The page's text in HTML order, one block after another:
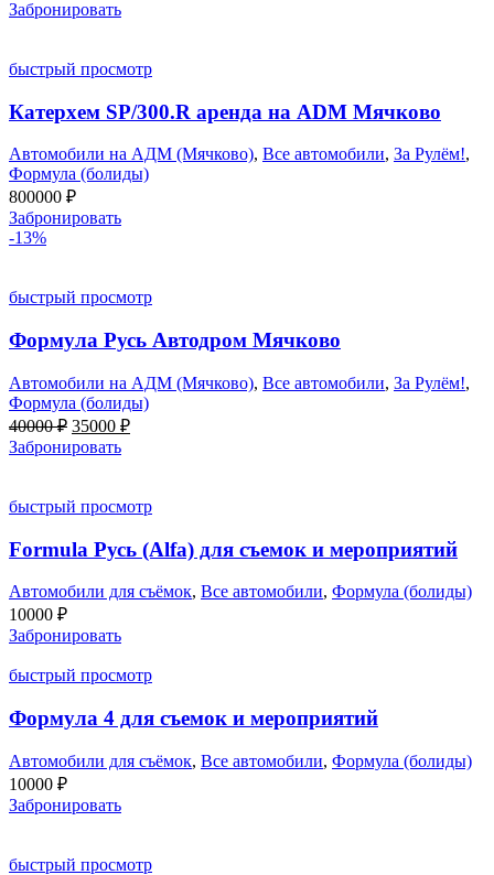
Забронировать
быстрый просмотр
Катерхем SP/300.R аренда на ADM Мячково
Автомобили на АДМ (Мячково), Все автомобили, За Рулём!,
Формула (болиды)
800000 ₽
Забронировать
-13%
быстрый просмотр
Формула Русь Автодром Мячково
Автомобили на АДМ (Мячково), Все автомобили, За Рулём!,
Формула (болиды)
40000₽ Первоначальная
цена
составляла
35000 ₽Текущая
Забронировать
быстрый просмотр
Formula Русь (Alfa) для съемок и мероприятий
Автомобили для съёмок, Все автомобили, Формула (болиды)
10000 ₽
Забронировать
быстрый просмотр
Формула 4 для съемок и мероприятий
Автомобили для съёмок, Все автомобили, Формула (болиды)
10000 ₽
Забронировать
быстрый просмотр